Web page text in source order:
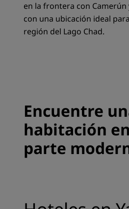
en la frontera con Camerún
con una ubicación ideal
región del Lago Chad.
Encuentre
habitación
parte